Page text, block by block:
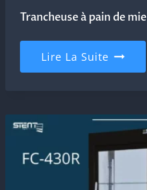
Trancheuse à pain de mie
Lire La Suite